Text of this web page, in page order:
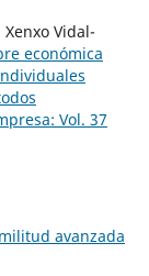
Vidal-
económica
Vol. 37
avanzada